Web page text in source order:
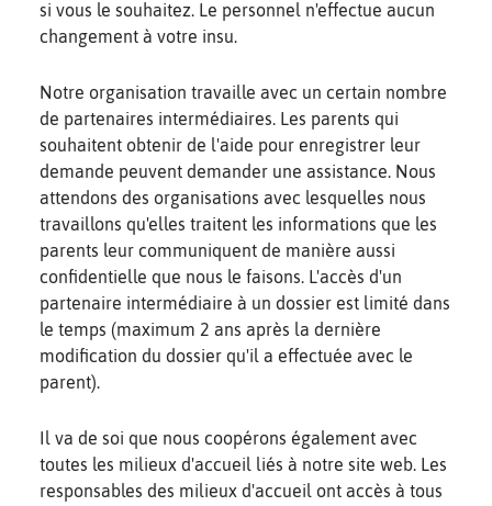
si vous le souhaitez. Le personnel n'effectue aucun
changement à votre insu.
Notre organisation travaille avec un certain nombre
de partenaires intermédiaires. Les parents qui
souhaitent obtenir de l'aide pour enregistrer leur
demande peuvent demander une assistance. Nous
attendons des organisations avec lesquelles nous
travaillons qu'elles traitent les informations que les
parents leur communiquent de manière aussi
confidentielle que nous le faisons. L'accès d'un
partenaire intermédiaire à un dossier est limité dans
le temps (maximum 2 ans après la dernière
modification du dossier qu'il a effectuée avec le
parent).
Il va de soi que nous coopérons également avec
toutes les milieux d'accueil liés à notre site web. Les
responsables des milieux d'accueil ont accès à tous